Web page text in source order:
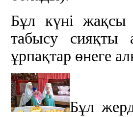
Бұл күні жақсы
табысу сияқты
ұрпақтар өнеге
Бұл